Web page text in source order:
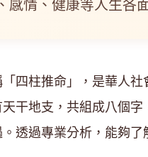
四柱推命」，是華人
干地支，共組成八個
透過專業分析，能夠